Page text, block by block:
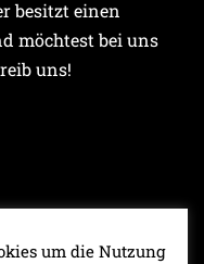
besitzt einen
möchtest bei uns
uns!
um die Nutzung